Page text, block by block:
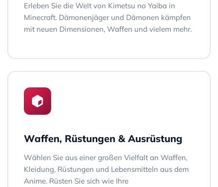
Erleben Sie die Welt von Kimetsu no Yaiba in
Minecraft. Dämonenjäger und Dämonen kämpfen
mit neuen Dimensionen, Waffen und vielem mehr.
Waffen, Rüstungen & Ausrüstung
Wählen Sie aus einer großen Vielfalt an Waffen,
Kleidung, Rüstungen und Lebensmitteln aus dem
Anime. Rüsten Sie sich wie Ihre